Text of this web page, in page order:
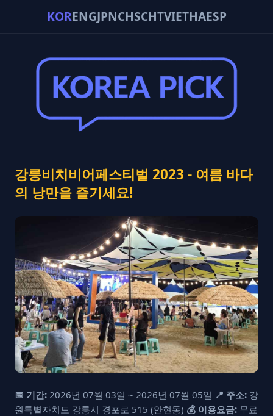
KORENGJPNCHSCHTVIETHAESP
강릉비치비어페스티벌 2023 - 여름 바다
의 낭만을 즐기세요!
📅 기간: 2026년 07월 03일 ~ 2026년 07월 05일 📍 주소: 강
원특별자치도 강릉시 경포로 515 (안현동) 💰 이용요금: 무료